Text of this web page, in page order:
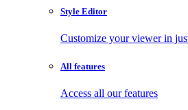
Style Editor
Customize your viewer in
All features
Access all our features